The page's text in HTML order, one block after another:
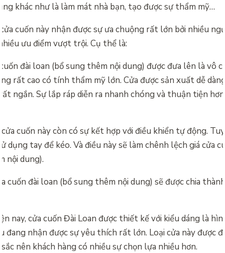
khác như là làm mát nhà bạn, tạo được sự thẩm mỹ…
cuốn này nhận được sự ưa chuộng rất lớn bởi nhiều
ưu điểm vượt trội. Cụ thể là:
đài loan (bổ sung thêm nội dung) được đưa lên là vô
rất cao có tính thẩm mỹ lớn. Cửa được sản xuất dễ
ngắn. Sự lắp ráp diễn ra nhanh chóng và thuận tiện
cuốn này còn có sự kết hợp với điều khiển tự động.
dụng tay để kéo. Và điều này sẽ làm chênh lệch giá cửa
nội dung).
cuốn đài loan (bổ sung thêm nội dung) sẽ được chia
nay, cửa cuốn Đài Loan được thiết kế với kiểu dáng là
đang nhận được sự yêu thích rất lớn. Loại cửa này được
nên khách hàng có nhiều sự chọn lựa nhiều hơn.